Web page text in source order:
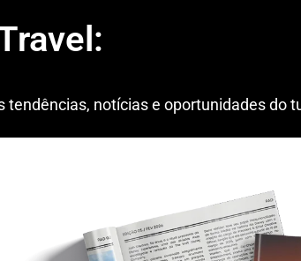
notícias e oportunidades do